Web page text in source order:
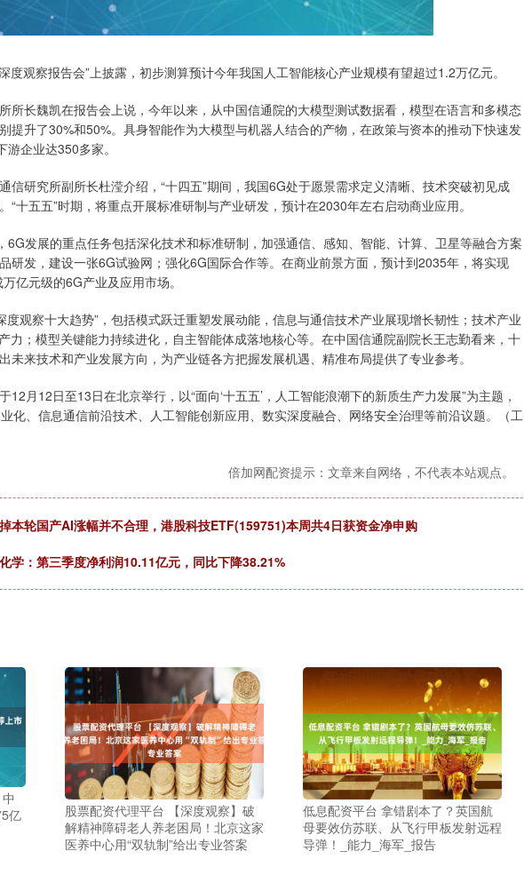
度观察报告会”上披露，初步测算预计今年我国人工智能核心产业规模有望超过1.2万亿元。
所长魏凯在报告会上说，今年以来，从中国信通院的大模型测试数据看，模型在语言和多模态
提升了30%和50%。具身智能作为大模型与机器人结合的产物，在政策与资本的推动下快速发
企业达350多家。
信研究所副所长杜滢介绍，“十四五”期间，我国6G处于愿景需求定义清晰、技术突破初见成
“十五五”时期，将重点开展标准研制与产业研发，预计在2030年左右启动商业应用。
6G发展的重点任务包括深化技术和标准研制，加强通信、感知、智能、计算、卫星等融合方案
研发，建设一张6G试验网；强化6G国际合作等。在商业前景方面，预计到2035年，将实现
亿元级的6G产业及应用市场。
度观察十大趋势”，包括模式跃迁重塑发展动能，信息与通信技术产业展现增长韧性；技术产业
力；模型关键能力持续进化，自主智能体成落地核心等。在中国信通院副院长王志勤看来，十
未来技术和产业发展方向，为产业链各方把握发展机遇、精准布局提供了专业参考。
12月12日至13日在北京举行，以“面向‘十五五’，人工智能浪潮下的新质生产力发展”为主题，
化、信息通信前沿技术、人工智能创新应用、数实深度融合、网络安全治理等前沿议题。（工
倍加网配资提示：文章来自网络，不代表本站观点。
本轮国产AI涨幅并不合理，港股科技ETF(159751)本周共4日获资金净申购
学：第三季度净利润10.11亿元，同比下降38.21%
亿
股票配资代理平台 【深度观察】破
解精神障碍老人养老困局！北京这家
医养中心用“双轨制”给出专业答案
低息配资平台 拿错剧本了？英国航
母要效仿苏联、从飞行甲板发射远程
导弹！_能力_海军_报告